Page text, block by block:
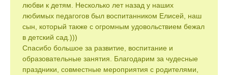
любви к детям. Несколько лет назад у наших
любимых педагогов был воспитанником Елисей, наш
сын, который также с огромным удовольствием бежал
в детский сад.)))
Спасибо большое за развитие, воспитание и
образовательные занятия. Благодарим за чудесные
праздники, совместные мероприятия с родителями,